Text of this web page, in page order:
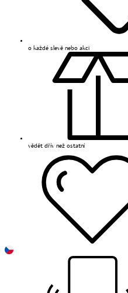
o každé slevě nebo akci
vědět dřív než ostatní